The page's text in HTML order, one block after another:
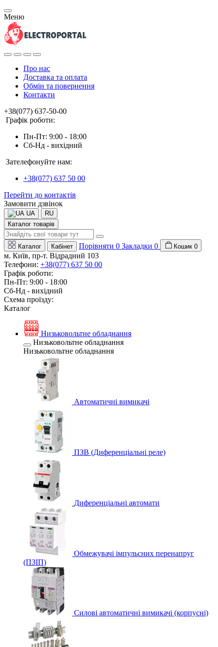
Меню
Про нас
Доставка та оплата
Обмін та повернення
Контакти
+38(077) 637-50-00
Графік роботи:
Пн-Пт: 9:00 - 18:00
Сб-Нд - вихідний
Зателефонуйте нам:
+38(077) 637 50 00
Перейти до контактів
Замовити дзвінок
UA
RU
Каталог товарів
Каталог Кабінет Порівняти 0 Закладки 0 Кошик 0
м. Київ, пр-т. Відрадний 103
Телефони: +38(077) 637 50 00
Графік роботи:
Пн-Пт: 9:00 - 18:00
Сб-Нд - вихідний
Схема проїзду:
Каталог
Низьковольтне обладнання
Низьковольтне обладнання
Низьковольтне обладнання
Автоматичні вимикачі
ПЗВ (Диференціальні реле)
Диференціальні автомати
Обмежувачі імпульсних перенапруг
(ПЗІП)
Силові автоматичні вимикачі (корпусні)